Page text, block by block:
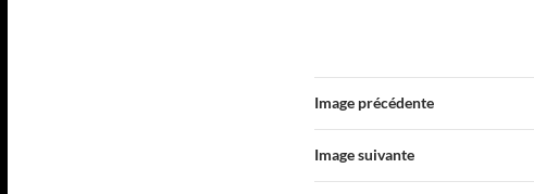
Image précédente
Image suivante